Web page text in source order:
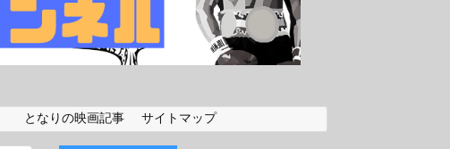
となりの映画記事 サイトマップ